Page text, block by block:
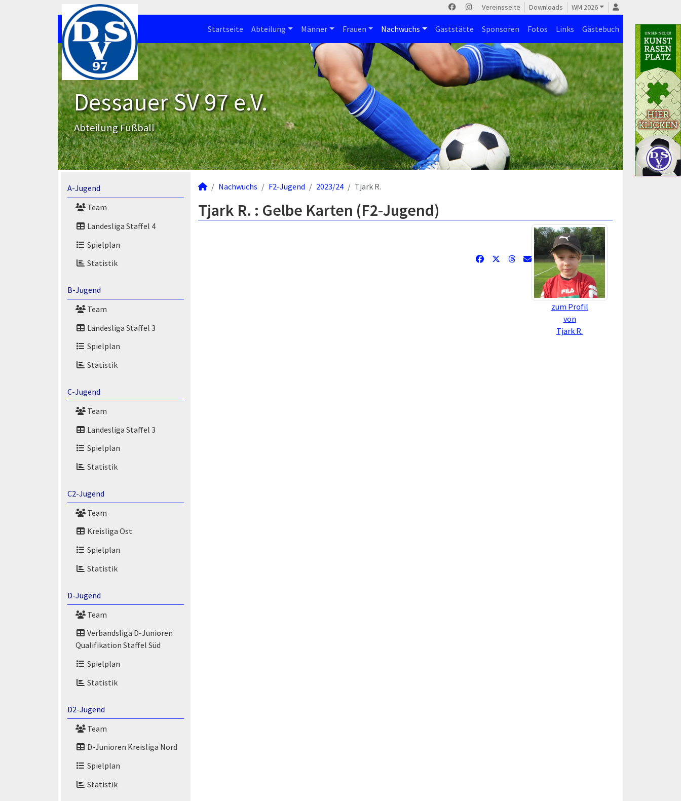
Vereinsseite Downloads WM 2026
Startseite Abteilung Männer Frauen Nachwuchs Gaststätte Sponsoren Fotos Links Gästebuch
Dessauer SV 97 e.V.
Abteilung Fußball
A-Jugend
Team
Landesliga Staffel 4
Spielplan
Statistik
B-Jugend
Team
Landesliga Staffel 3
Spielplan
Statistik
C-Jugend
Team
Landesliga Staffel 3
Spielplan
Statistik
C2-Jugend
Team
Kreisliga Ost
Spielplan
Statistik
D-Jugend
Team
Verbandsliga D-Junioren
Qualifikation Staffel Süd
Spielplan
Statistik
D2-Jugend
Team
D-Junioren Kreisliga Nord
Spielplan
Statistik
Nachwuchs F2-Jugend 2023/24 Tjark R.
Tjark R. : Gelbe Karten (F2-Jugend)
zum Profil
von
Tjark R.